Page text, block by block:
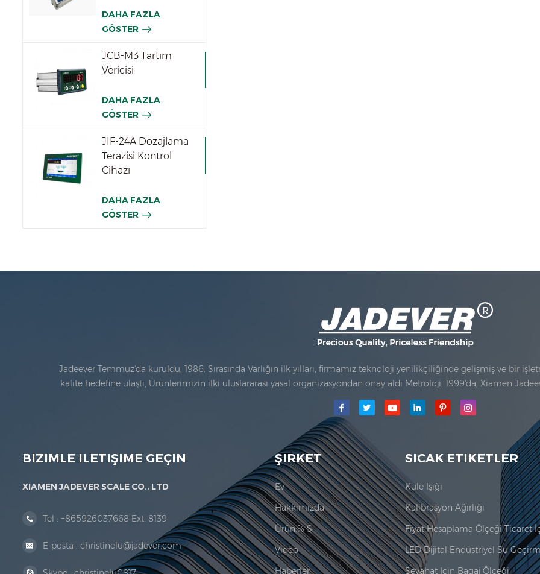
DAHA FAZLA
GÖSTER
JCB-M3 Tartım
Vericisi
DAHA FAZLA
GÖSTER
JIF-24A Dozajlama
Terazisi Kontrol
Cihazı
DAHA FAZLA
GÖSTER
Jadeever Temmuz'da kuruldu, 1986. Sırasında Varlığın ilk yılları, firmamız teknoloji yenilikçiliğinde gelişmiş ve bir
kalite hedefine ulaştı, Ürünlerimizin ilki uluslararası yasal organizasyondan onay aldı Metroloji. 1999'da, Xiamen
alanı bulunur. Burada. 2006 yılında, Jadeever'de satın alındı ISO 9001:
BIZIMLE ILETIŞIME GEÇIN
XIAMEN JADEVER SCALE CO., LTD
Tel : +865926037668 Ext. 8139
E-posta : christinelu@jadever.com
ŞIRKET
Ev
Hakkımızda
Ürün:% S
Video
Haberler
SICAK ETIKETLER
Kule Işığı
Kalibrasyon Ağırlığı
Seyahat Için Bagaj Ölçeği